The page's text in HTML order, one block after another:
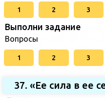
1 2 3
Выполни задание
Вопросы
1 2 3
37. «Ее сила в ее